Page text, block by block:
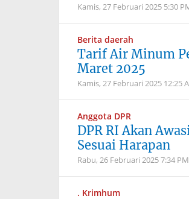
Kamis, 27 Februari 2025 5:30
Berita daerah
Tarif Air Minum
Maret 2025
Kamis, 27 Februari 2025 12:25
Anggota DPR
DPR RI Akan
Sesuai Harapan
Rabu, 26 Februari 20257:34 PM
. Krimhum